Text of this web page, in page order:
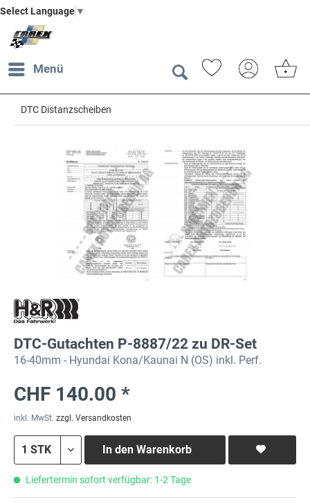
Select Language ▼
Menü
DTC Distanzscheiben
DTC-Gutachten P-8887/22 zu DR-Set
16-40mm - Hyundai Kona/Kaunai N (OS) inkl. Perf.
CHF 140.00 *
inkl. MwSt. zzgl. Versandkosten
In den Warenkorb
Liefertermin sofort verfügbar: 1-2 Tage